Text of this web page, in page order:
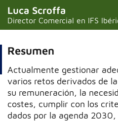
Luca Scroffa
Director Comercial en IFS
Resumen
Actualmente gestionar
varios retos derivados de
su remuneración, la
costes, cumplir con los
dados por la agenda